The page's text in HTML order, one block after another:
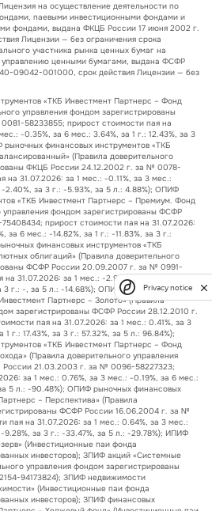
на осуществление деятельности по
паевыми инвестиционными фондами и
фондами, выдана ФКЦБ России 17 июня 2002 г.
Лицензии — без ограничения срока
участника рынка ценных бумаг на
управлению ценными бумагами, выдана ФСФР
09042-001000, срок действия Лицензии — без
«ТКБ Инвестмент Партнерс – Фонд
управления фондом зарегистрированы
58233855; прирост стоимости пая на
-0.35%, за 6 мес.: 3.64%, за 1 г.: 12.43%, за 3
финансовых инструментов «ТКБ
(Правила доверительного
ФКЦБ России 24.12.2002 г. за № 0078-
на 31.07.2026: за 1 мес.: -0.11%, за 3 мес.:
2.40%, за 3 г.: -5.93%, за 5 л.: 4.88%); ОПИФ
«ТКБ Инвестмент Партнерс – Премиум. Фонд
управления фондом зарегистрированы ФСФР
прирост стоимости пая на 31.07.2026:
за 6 мес.: -14.82%, за 1 г.: -11.83%, за 3 г.:
финансовых инструментов «ТКБ
облигаций» (Правила доверительного
ФСФР России 20.09.2007 г. за № 0991-
31.07.2026: за 1 мес.: -2.92%, за 3 мес.: 1.67%,
3 г.: -, за 5 л.: -14.68%); ОПИФ рыночных
Партнерс – Золото» (Правила
зарегистрированы ФСФР России 28.12.2010 г.
пая на 31.07.2026: за 1 мес.: 0.41%, за 3
г.: 17.43%, за 3 г.: 57.32%, за 5 л.: 96.84%);
«ТКБ Инвестмент Партнерс – Фонд
(Правила доверительного управления
21.03.2003 г. за № 0096-58227323;
за 1 мес.: 0.76%, за 3 мес.: -0.19%, за 6 мес.:
5 л.: -90.48%); ОПИФ рыночных финансовых
– Перспектива» (Правила
ФСФР России 16.06.2004 г. за №
пая на 31.07.2026: за 1 мес.: 0.64%, за 3 мес.:
9.28%, за 3 г.: -33.47%, за 5 л.: -29.78%); ИПИФ
(Инвестиционные паи фонда
инвесторов); ЗПИФ акций «Системные
управления фондом зарегистрированы
94173824); ЗПИФ недвижимости
(Инвестиционные паи фонда
инвесторов); ЗПИФ финансовых
Privacy notice